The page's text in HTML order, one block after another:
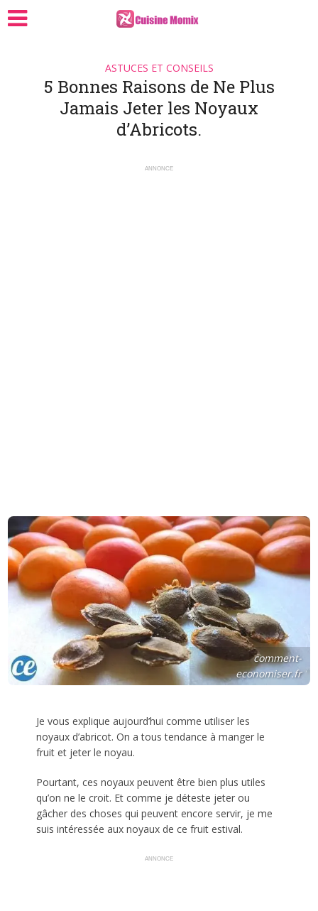
ASTUCES ET CONSEILS
5 Bonnes Raisons de Ne Plus
Jamais Jeter les Noyaux
d’Abricots.
ANNONCE
comment-
economiser.fr
Je vous explique aujourd’hui comme utiliser les
noyaux d’abricot. On a tous tendance à manger le
fruit et jeter le noyau.
Pourtant, ces noyaux peuvent être bien plus utiles
qu’on ne le croit. Et comme je déteste jeter ou
gâcher des choses qui peuvent encore servir, je me
suis intéressée aux noyaux de ce fruit estival.
ANNONCE